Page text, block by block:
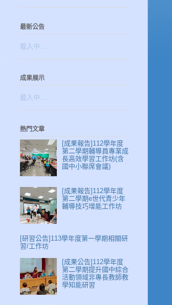
最新公告
載入中…
成果展示
載入中…
熱門文章
[成果報告]112學年度
第二學期輔導員專業成
長高效學習工作坊(含
國中小聯席會議)
[成果報告]112學年度
第二學期e世代青少年
輔導技巧增能工作坊
[研習公告]113學年度第一學期相關研
習/工作坊
[成果公告]112學年度
第二學期提升國中綜合
活動領域非專長教師教
學知能研習